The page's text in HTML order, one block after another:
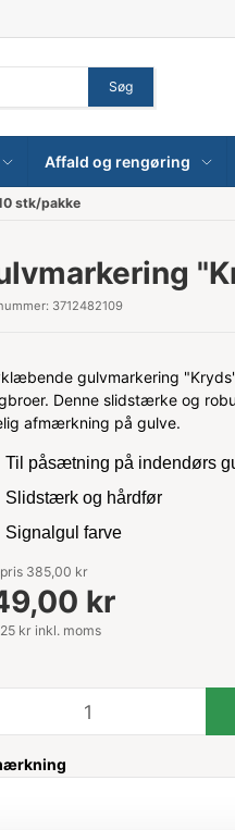
Søg
Affald og rengøring
stk/pakke
3712482109
gulvmarkering
Denne slidstærke og
afmærkning på gulve.
Til påsætning på indendørs
Slidstærk og hårdfør
Signalgul farve
385,00 kr
kr
kr inkl. moms